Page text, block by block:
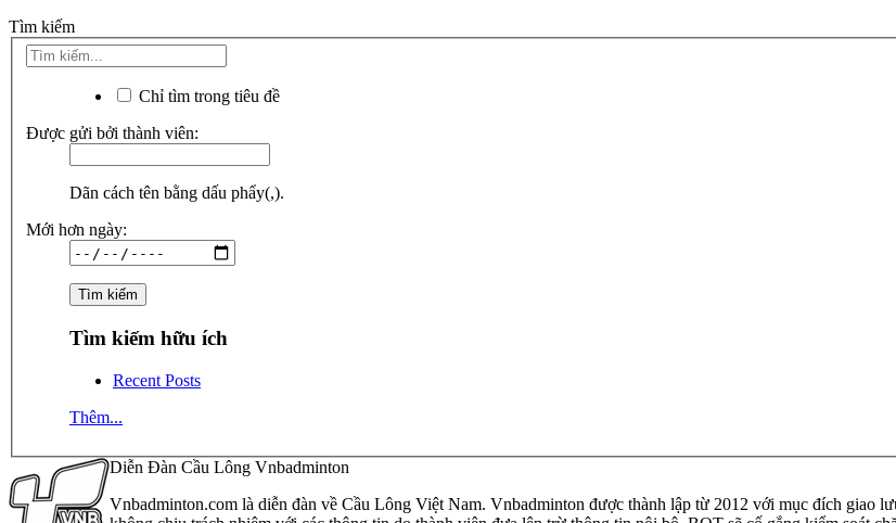
Tìm kiếm
Chỉ tìm trong tiêu đề
Được gửi bởi thành viên:
Dãn cách tên bằng dấu phẩy(,).
Mới hơn ngày:
Tìm kiếm hữu ích
Recent Posts
Thêm...
Diễn Đàn Cầu Lông Vnbadminton
Vnbadminton.com là diễn đàn về Cầu Lông Việt Nam. Vnbadminton được thành lập từ 2012 với mục đích giao